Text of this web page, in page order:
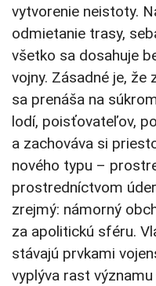
vytvorenie neistoty.
odmietanie trasy,
všetko sa dosahuje
vojny. Zásadné je,
sa prenáša na
lodí, poisťovateľov,
a zachováva si
nového typu –
prostredníctvom
zrejmý: námorný
za apolitickú sféru.
stávajú prvkami
vyplýva rast